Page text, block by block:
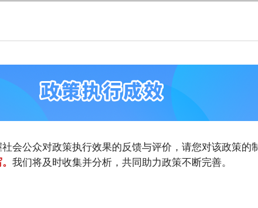
会公众对政策执行效果的反馈与评价，请您对该政策的
我们将及时收集并分析，共同助力政策不断完善。